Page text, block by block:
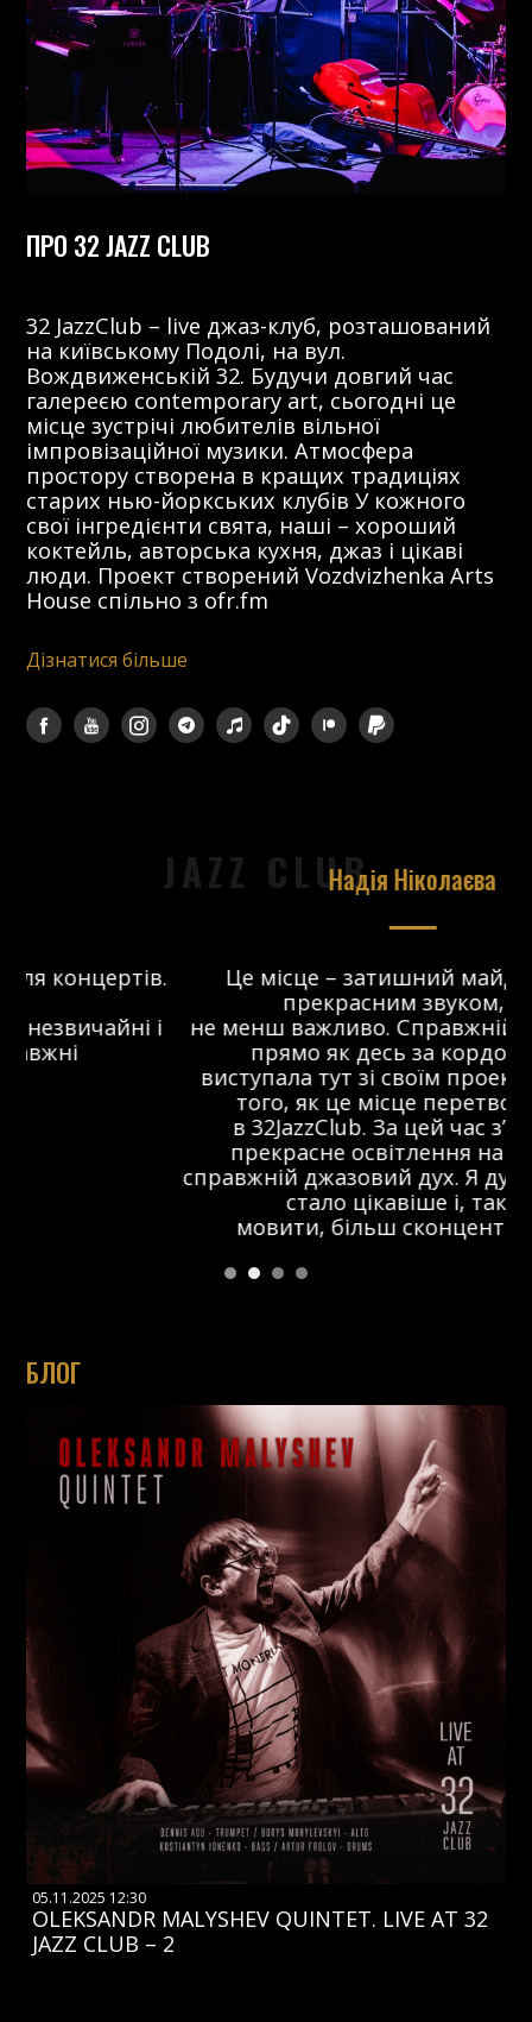
ПРО 32 JAZZ CLUB
32 JazzClub – live джаз-клуб, розташований
на київському Подолі, на вул.
Вождвиженській 32. Будучи довгий час
галереєю contemporary art, сьогодні це
місце зустрічі любителів вільної
імпровізаційної музики. Атмосфера
простору створена в кращих традиціях
старих нью-йоркських клубів У кожного
свої інгредієнти свята, наші – хороший
коктейль, авторська кухня, джаз і цікаві
люди. Проект створений Vozdvizhenka Arts
House спільно з ofr.fm
Дізнатися більше
JAZZ CLUB
Надія Ніколаєва
Це місце – затишний майданчик з
прекрасним звуком, що
не менш важливо. Справжній джаз-клуб,
прямо як десь за кордоном. Я
виступала тут зі своїм проектом ще до
того, як це місце перетворилося
в 32JazzClub. За цей час з’явилося
прекрасне освітлення на сцені та
справжній джазовий дух. Я думаю, що тут
стало цікавіше і, так би
мовити, більш сконцентровано.
БЛОГ
05.11.2025 12:30
OLEKSANDR MALYSHEV QUINTET. LIVE AT 32
JAZZ CLUB – 2